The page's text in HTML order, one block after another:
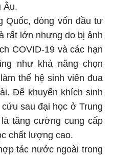
Âu.
Quốc, dòng vốn đầu tư
rất lớn nhưng do bị ảnh
COVID-19 và các hạn
như khả năng chọn
thế hệ sinh viên đua
Để khuyến khích sinh
sau đại học ở Trung
tăng cường cung cấp
chất lượng cao.
tác nước ngoài trong